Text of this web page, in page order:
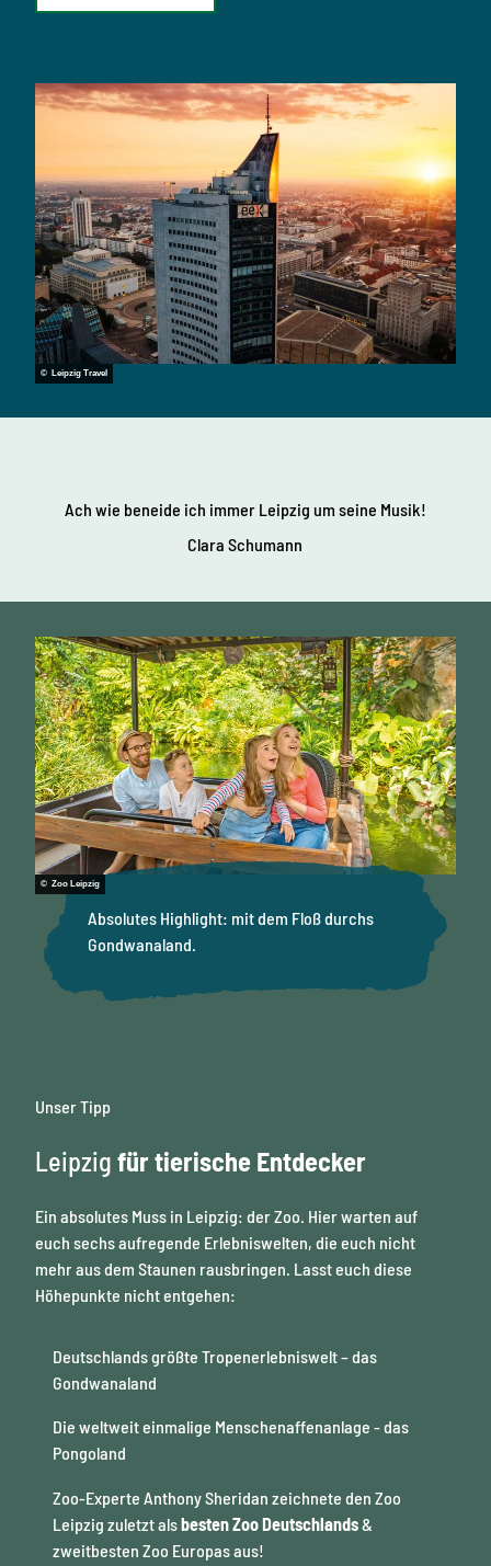
© Leipzig Travel
Ach wie beneide ich immer Leipzig um seine Musik!
Clara Schumann
© Zoo Leipzig
Absolutes Highlight: mit dem Floß durchs
Gondwanaland.
Unser Tipp
Leipzig für tierische Entdecker
Ein absolutes Muss in Leipzig: der Zoo. Hier warten auf
euch sechs aufregende Erlebniswelten, die euch nicht
mehr aus dem Staunen rausbringen. Lasst euch diese
Höhepunkte nicht entgehen:
Deutschlands größte Tropenerlebniswelt – das
Gondwanaland
Die weltweit einmalige Menschenaffenanlage - das
Pongoland
Zoo-Experte Anthony Sheridan zeichnete den Zoo
Leipzig zuletzt alsbesten Zoo Deutschlands&
zweitbesten Zoo Europas aus!